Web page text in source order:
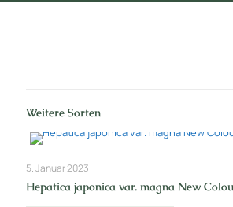
Weitere Sorten
5. Januar 2023
Hepatica japonica var. magna New